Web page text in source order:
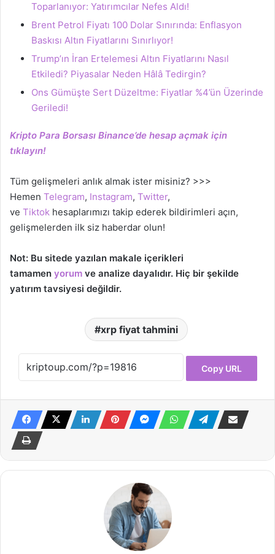
Toparlanıyor: Yatırımcılar Nefes Aldı!
Brent Petrol Fiyatı 100 Dolar Sınırında: Enflasyon
Baskısı Altın Fiyatlarını Sınırlıyor!
Trump’ın İran Ertelemesi Altın Fiyatlarını Nasıl
Etkiledi? Piyasalar Neden Hâlâ Tedirgin?
Ons Gümüşte Sert Düzeltme: Fiyatlar %4’ün Üzerinde
Geriledi!
Kripto Para Borsası Binance’de hesap açmak için
tıklayın!
Tüm gelişmeleri anlık almak ister misiniz? >>>
Hemen Telegram, Instagram, Twitter,
ve Tiktok hesaplarımızı takip ederek bildirimleri açın,
gelişmelerden ilk siz haberdar olun!
Not: Bu sitede yazılan makale içerikleri
tamamen yorum ve analize dayalıdır. Hiç bir şekilde
yatırım tavsiyesi değildir.
xrp fiyat tahmini
Copy URL